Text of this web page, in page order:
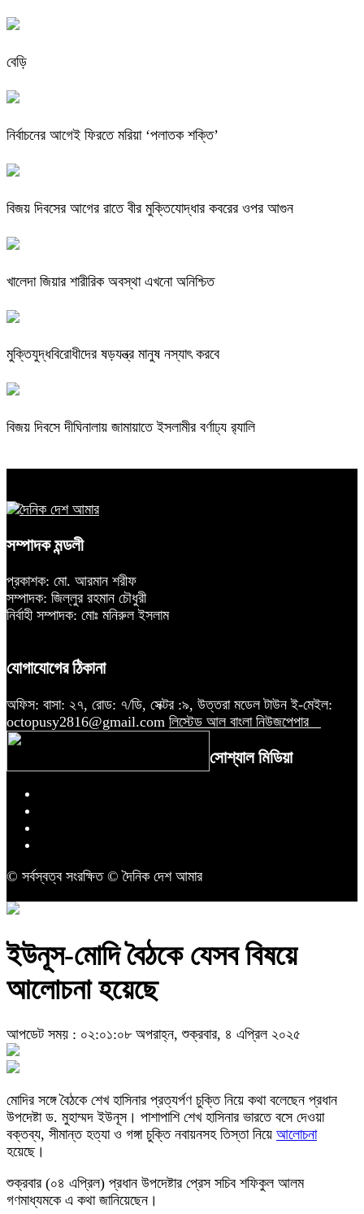
বেড়ি
নির্বাচনের আগেই ফিরতে মরিয়া ‘পলাতক শক্তি’
বিজয় দিবসের আগের রাতে বীর মুক্তিযোদ্ধার কবরের ওপর আগুন
খালেদা জিয়ার শারীরিক অবস্থা এখনো অনিশ্চিত
মুক্তিযুদ্ধবিরোধীদের ষড়যন্ত্র মানুষ নস্যাৎ করবে
বিজয় দিবসে দীঘিনালায় জামায়াতে ইসলামীর বর্ণাঢ্য র‍্যালি
সম্পাদক মন্ডলী
প্রকাশক: মো. আরমান শরীফ
সম্পাদক: জিল্লুর রহমান চৌধুরী
নির্বাহী সম্পাদক: মোঃ মনিরুল ইসলাম
যোগাযোগের ঠিকানা
অফিস: বাসা: ২৭, রোড: ৭/ডি, সেক্টর :৯, উত্তরা মডেল টাউন ই-মেইল:
octopusy2816@gmail.com লিস্টেড আল বাংলা নিউজপেপার
সোশ্যাল মিডিয়া
© সর্বস্বত্ব সংরক্ষিত © দৈনিক দেশ আমার
ইউনূস-মোদি বৈঠকে যেসব বিষয়ে
আলোচনা হয়েছে
আপডেট সময় : ০২:০১:০৮ অপরাহ্ন, শুক্রবার, ৪ এপ্রিল ২০২৫
মোদির সঙ্গে বৈঠকে শেখ হাসিনার প্রত্যর্পণ চুক্তি নিয়ে কথা বলেছেন প্রধান
উপদেষ্টা ড. মুহাম্মদ ইউনূস। পাশাপাশি শেখ হাসিনার ভারতে বসে দেওয়া
বক্তব্য, সীমান্ত হত্যা ও গঙ্গা চুক্তি নবায়নসহ তিস্তা নিয়ে আলোচনা
হয়েছে।
শুক্রবার (০৪ এপ্রিল) প্রধান উপদেষ্টার প্রেস সচিব শফিকুল আলম
গণমাধ্যমকে এ কথা জানিয়েছেন।